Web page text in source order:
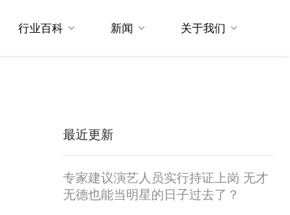
行业百科 新闻 关于我们
最近更新
专家建议演艺人员实行持证上岗 无才
无德也能当明星的日子过去了？